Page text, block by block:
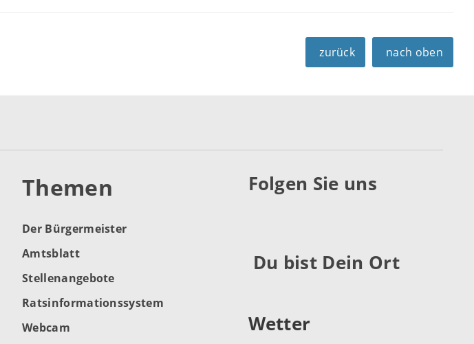
zurück nach oben
Themen
Der Bürgermeister
Amtsblatt
Stellenangebote
Ratsinformationssystem
Webcam
Folgen Sie uns
Du bist Dein Ort
Wetter